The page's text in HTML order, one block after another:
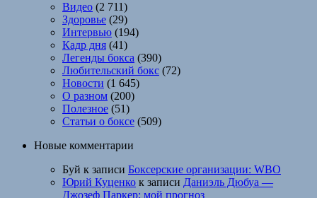
Видео (2 711)
Здоровье (29)
Интервью (194)
Кадр дня (41)
Легенды бокса (390)
Любительский бокс (72)
Новости (1 645)
О разном (200)
Полезное (51)
Статьи о боксе (509)
Новые комментарии
Буй к записи Боксерские организации: WBO
Юрий Куценко к записи Даниэль Дюбуа —
Джозеф Паркер: мой прогноз